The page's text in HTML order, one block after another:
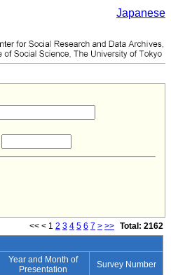
Japanese
<< < 1 2 3 4 5 6 7 > >> Total: 2162
Year and Month of
Presentation
Survey Number